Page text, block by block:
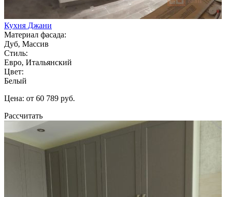
Кухня Джани
Материал фасада:
Дуб, Массив
Стиль:
Евро, Итальянский
Цвет:
Белый
Цена: от 60 789 руб.
Рассчитать